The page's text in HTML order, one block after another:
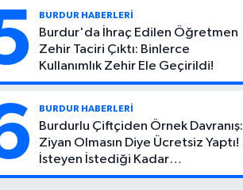
Can Atıcı
Genç
Yaşta
Yaşamını
Yitirdi
Feci Kaza:
1 Ölü, 2
Yaralı
BURDUR HABERLERİ
Burdur'da İhraç Edilen Öğretmen
Zehir Taciri Çıktı: Binlerce
Kullanımlık Zehir Ele Geçirildi!
BURDUR HABERLERİ
Burdurlu Çiftçiden Örnek Davranış:
Ziyan Olmasın Diye Ücretsiz Yaptı!
İsteyen İstediği Kadar
Toplayabilecek